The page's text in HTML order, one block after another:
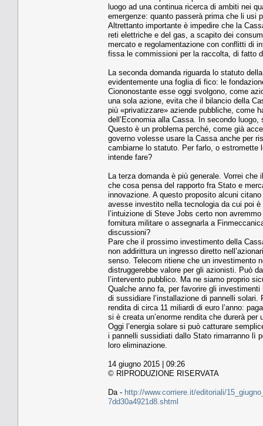
luogo ad una continua ricerca di ambiti nei
emergenze: quanto passerà prima che li usi
Altrettanto importante è impedire che la
reti elettriche e del gas, a scapito dei
mercato e regolamentazione con conflitti di
fissa le commissioni per la raccolta, di fatto
La seconda domanda riguarda lo statuto
evidentemente una foglia di fico: le
Ciononostante esse oggi svolgono, come
una sola azione, evita che il bilancio della
più «privatizzare» aziende pubbliche, come
dell’Economia alla Cassa. In secondo
Questo è un problema perché, come già
governo volesse usare la Cassa anche per
cambiarne lo statuto. Per farlo, o
intende fare?
La terza domanda è più generale. Vorrei
che cosa pensa del rapporto fra Stato e
innovazione. A questo proposito alcuni
avesse investito nella tecnologia da cui poi
l’intuizione di Steve Jobs certo non
fornitura militare o assegnarla a
discussioni?
Pare che il prossimo investimento della
non addirittura un ingresso diretto
senso. Telecom ritiene che un investimento
distruggerebbe valore per gli azionisti. Può
l’intervento pubblico. Ma ne siamo proprio
Qualche anno fa, per favorire gli
di sussidiare l’installazione di pannelli
rendita di circa 11 miliardi di euro l’anno:
si è creata un’enorme rendita che durerà
Oggi l’energia solare si può catturare
i pannelli sussidiati dallo Stato rimarranno lì
loro eliminazione.
14 giugno 2015 | 09:26
© RIPRODUZIONE RISERVATA
Da - http://www.corriere.it/editoriali/
7dd30a4921d8.shtml